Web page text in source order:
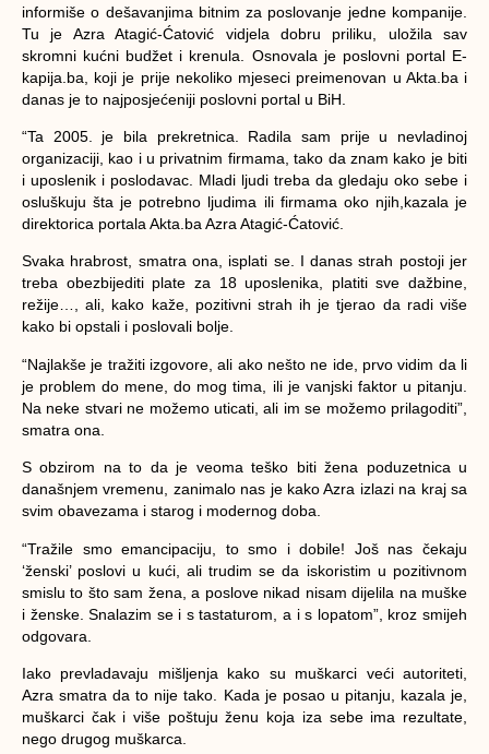
informiše o dešavanjima bitnim za poslovanje jedne kompanije.
Tu je Azra Atagić-Ćatović vidjela dobru priliku, uložila sav
skromni kućni budžet i krenula. Osnovala je poslovni portal E-
kapija.ba, koji je prije nekoliko mjeseci preimenovan u Akta.ba i
danas je to najposjećeniji poslovni portal u BiH.
“Ta 2005. je bila prekretnica. Radila sam prije u nevladinoj
organizaciji, kao i u privatnim firmama, tako da znam kako je biti
i uposlenik i poslodavac. Mladi ljudi treba da gledaju oko sebe i
osluškuju šta je potrebno ljudima ili firmama oko njih, kazala je
direktorica portala Akta.ba Azra Atagić-Ćatović.
Svaka hrabrost, smatra ona, isplati se. I danas strah postoji jer
treba obezbijediti plate za 18 uposlenika, platiti sve dažbine,
režije…, ali, kako kaže, pozitivni strah ih je tjerao da radi više
kako bi opstali i poslovali bolje.
“Najlakše je tražiti izgovore, ali ako nešto ne ide, prvo vidim da li
je problem do mene, do mog tima, ili je vanjski faktor u pitanju.
Na neke stvari ne možemo uticati, ali im se možemo prilagoditi”,
smatra ona.
S obzirom na to da je veoma teško biti žena poduzetnica u
današnjem vremenu, zanimalo nas je kako Azra izlazi na kraj sa
svim obavezama i starog i modernog doba.
“Tražile smo emancipaciju, to smo i dobile! Još nas čekaju
‘ženski’ poslovi u kući, ali trudim se da iskoristim u pozitivnom
smislu to što sam žena, a poslove nikad nisam dijelila na muške
i ženske. Snalazim se i s tastaturom, a i s lopatom”, kroz smijeh
odgovara.
Iako prevladavaju mišljenja kako su muškarci veći autoriteti,
Azra smatra da to nije tako. Kada je posao u pitanju, kazala je,
muškarci čak i više poštuju ženu koja iza sebe ima rezultate,
nego drugog muškarca.